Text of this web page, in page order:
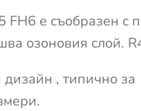
е съобразен с
озоновия слой.
дизайн , типично